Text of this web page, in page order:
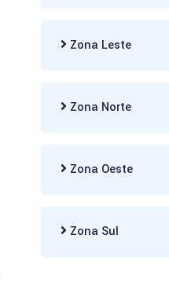
Zona Leste
Zona Norte
Zona Oeste
Zona Sul